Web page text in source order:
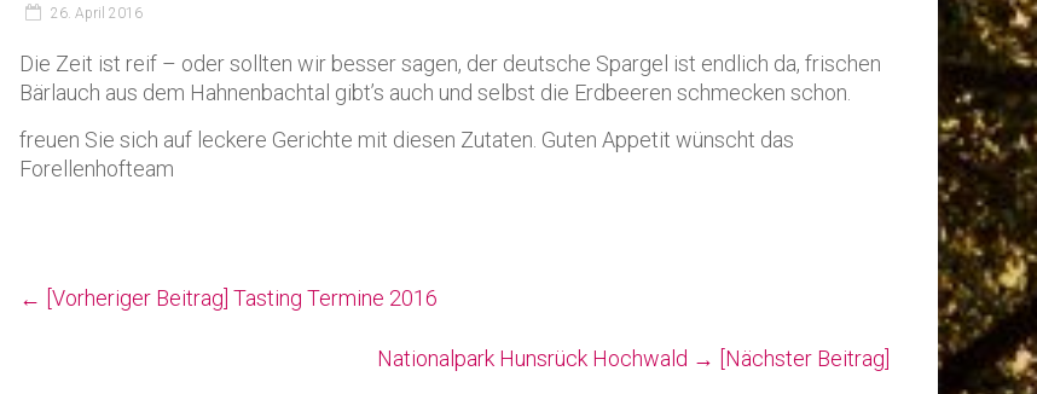
26. April 2016
Die Zeit ist reif – oder sollten wir besser sagen, der deutsche Spargel ist endlich da, frischen
Bärlauch aus dem Hahnenbachtal gibt’s auch und selbst die Erdbeeren schmecken schon.
freuen Sie sich auf leckere Gerichte mit diesen Zutaten. Guten Appetit wünscht das
Forellenhofteam
← [Vorheriger Beitrag] Tasting Termine 2016
Nationalpark Hunsrück Hochwald → [Nächster Beitrag]